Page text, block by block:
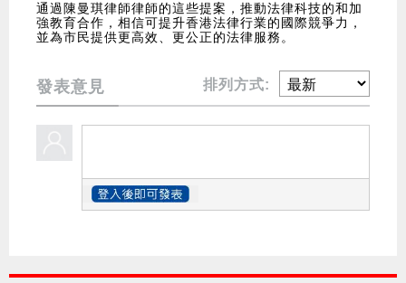
通過陳曼琪律師律師的這些提案，推動法律科技的和加
強教育合作，相信可提升香港法律行業的國際競爭力，
並為市民提供更高效、更公正的法律服務。
發表意見 排列方式: